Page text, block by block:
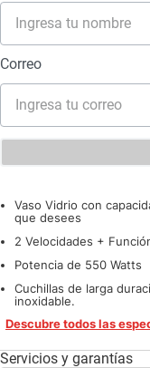
Vaso Vidrio con
que desees
2 Velocidades +
Potencia de 550 Watts
Cuchillas de larga
inoxidable.
Descubre todos las
Servicios y garantías